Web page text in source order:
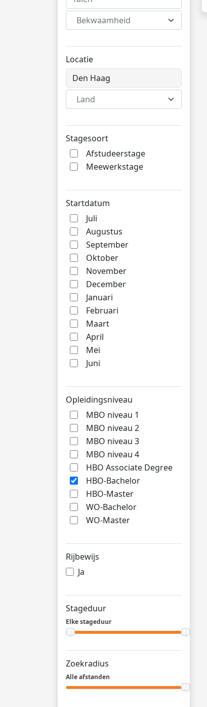
Bekwaamheid
Locatie
Land
Stagesoort
Afstudeerstage
Meewerkstage
Startdatum
Juli
Augustus
September
Oktober
November
December
Januari
Februari
Maart
April
Mei
Juni
Opleidingsniveau
MBO niveau 1
MBO niveau 2
MBO niveau 3
MBO niveau 4
HBO Associate Degree
HBO-Bachelor
HBO-Master
WO-Bachelor
WO-Master
Rijbewijs
Ja
Stageduur
Elke stageduur
Zoekradius
Alle afstanden